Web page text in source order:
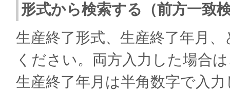
形式から検索する（前方一致
生産終了形式、生産終了年月
ください。両方入力した場合
生産終了年月は半角数字で入